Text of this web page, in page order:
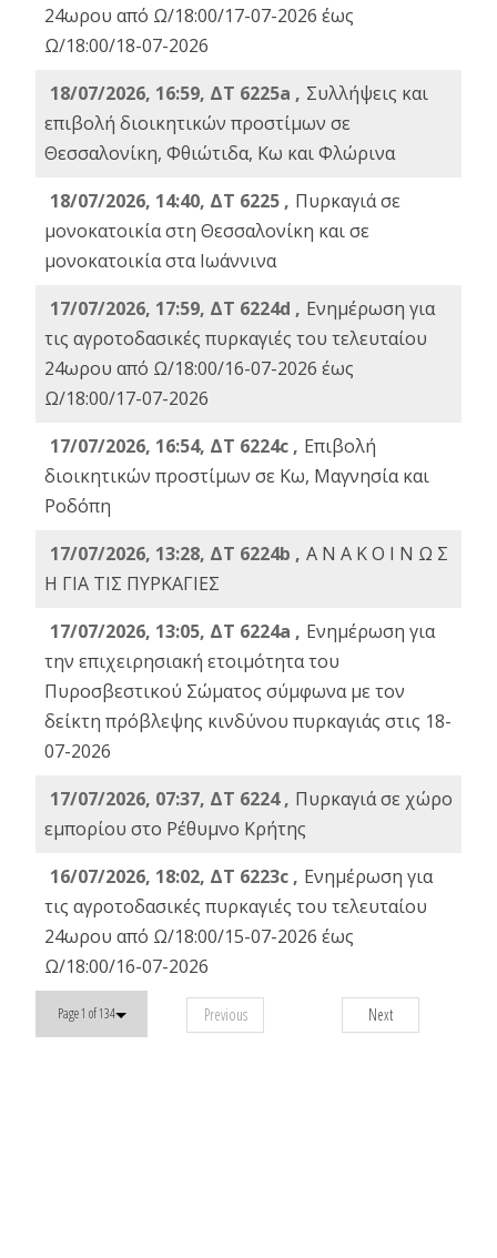
24ωρου από Ω/18:00/17-07-2026 έως
Ω/18:00/18-07-2026
18/07/2026, 16:59, ΔT 6225a , Συλλήψεις και
επιβολή διοικητικών προστίμων σε
Θεσσαλονίκη, Φθιώτιδα, Κω και Φλώρινα
18/07/2026, 14:40, ΔΤ 6225 , Πυρκαγιά σε
μονοκατοικία στη Θεσσαλονίκη και σε
μονοκατοικία στα Ιωάννινα
17/07/2026, 17:59, ΔΤ 6224d , Ενημέρωση για
τις αγροτοδασικές πυρκαγιές του τελευταίου
24ωρου από Ω/18:00/16-07-2026 έως
Ω/18:00/17-07-2026
17/07/2026, 16:54, ΔΤ 6224c , Επιβολή
διοικητικών προστίμων σε Κω, Μαγνησία και
Ροδόπη
17/07/2026, 13:28, ΔΤ 6224b , Α Ν Α Κ Ο Ι Ν Ω Σ
Η ΓΙΑ ΤΙΣ ΠΥΡΚΑΓΙΕΣ
17/07/2026, 13:05, ΔΤ 6224a , Ενημέρωση για
την επιχειρησιακή ετοιμότητα του
Πυροσβεστικού Σώματος σύμφωνα με τον
δείκτη πρόβλεψης κινδύνου πυρκαγιάς στις 18-
07-2026
17/07/2026, 07:37, ΔΤ 6224 , Πυρκαγιά σε χώρο
εμπορίου στο Ρέθυμνο Κρήτης
16/07/2026, 18:02, ΔΤ 6223c , Ενημέρωση για
τις αγροτοδασικές πυρκαγιές του τελευταίου
24ωρου από Ω/18:00/15-07-2026 έως
Ω/18:00/16-07-2026
Page 1 of 134 Previous Next